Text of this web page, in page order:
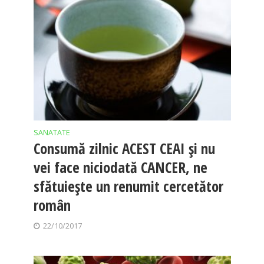
SANATATE
Consumă zilnic ACEST CEAI şi nu
vei face niciodată CANCER, ne
sfătuiește un renumit cercetător
român
22/10/2017